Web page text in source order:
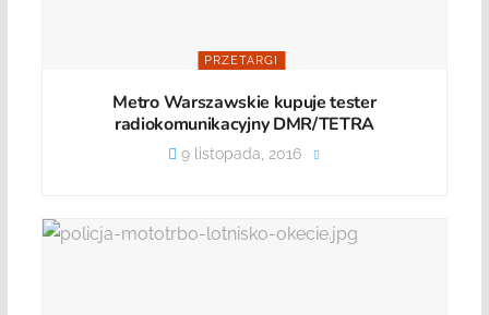
PRZETARGI
Metro Warszawskie kupuje tester
radiokomunikacyjny DMR/TETRA
9 listopada, 2016